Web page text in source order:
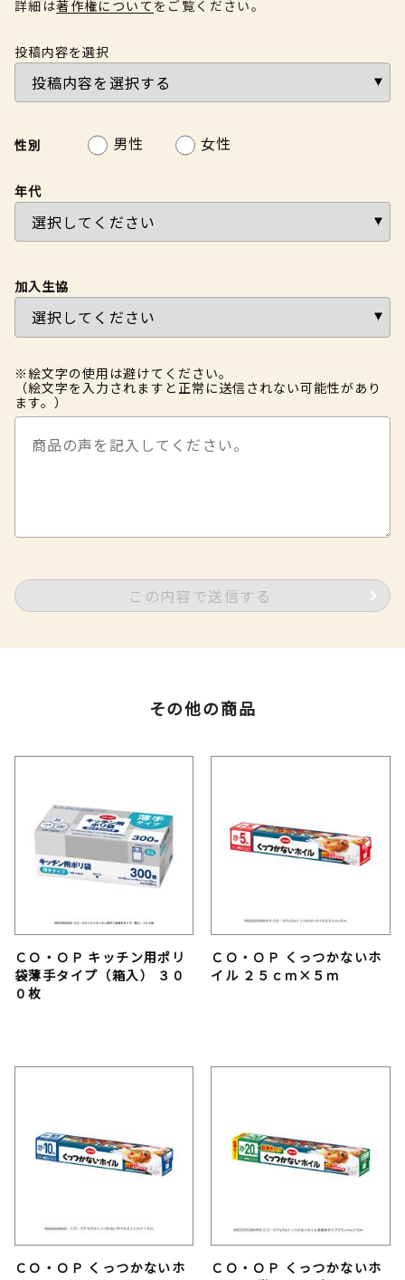
詳細は著作権について をご覧ください。
投稿内容を選択
性別 男性 女性
年代
加入生協
※絵文字の使用は避けてください。
（絵文字を入力されますと正常に送信されない可能性があり
ます。）
この内容で送信する
その他の商品
ＣＯ・ＯＰ キッチン用ポリ
袋薄手タイプ（箱入） ３０
０枚
ＣＯ・ＯＰ くっつかないホ
イル ２５ｃｍ×５ｍ
ＣＯ・ＯＰ くっつかないホ
ＣＯ・ＯＰ くっつかないホ